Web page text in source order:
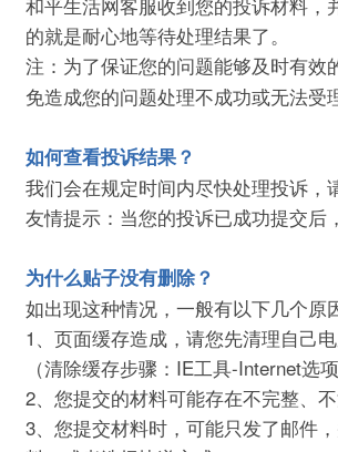
的就是耐心地等待处理结果了。
注：为了保证您的问题能够及时有效
免造成您的问题处理不成功或无法受
如何查看投诉结果？
我们会在规定时间内尽快处理投诉，
友情提示：当您的投诉已成功提交后
为什么贴子没有删除？
如出现这种情况，一般有以下几个原
1、页面缓存造成，请您先清理自己
（清除缓存步骤：IE工具-Internet选
2、您提交的材料可能存在不完整、
3、您提交材料时，可能只发了邮件